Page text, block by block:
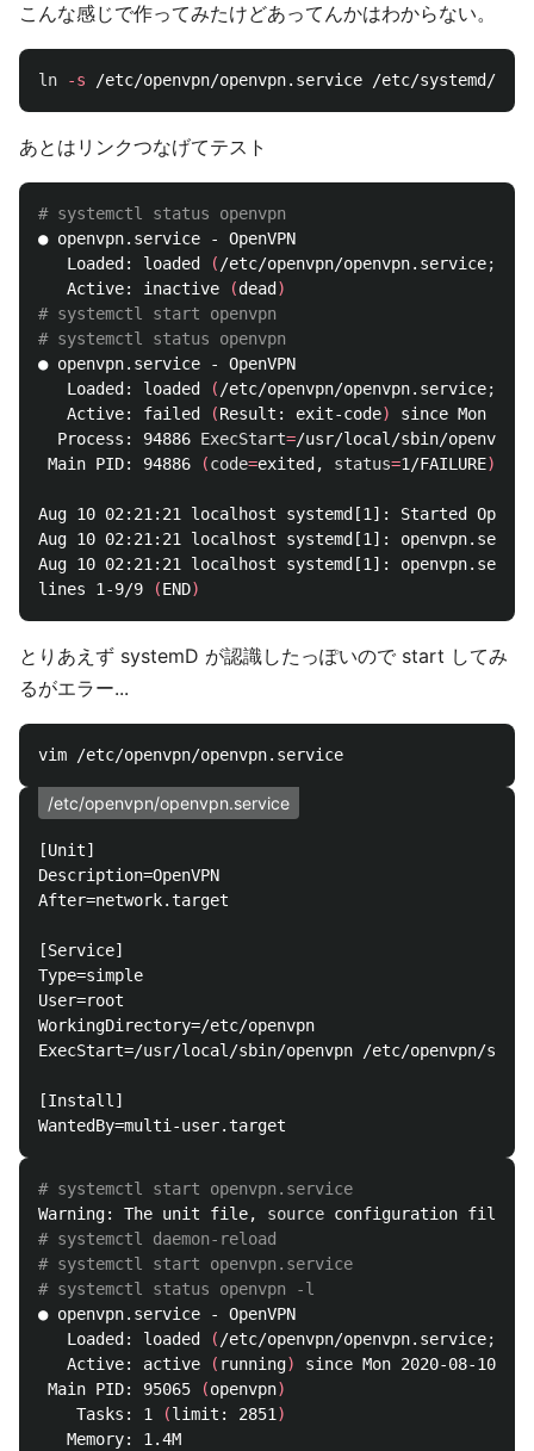
こんな感じで作ってみたけどあってんかはわからない。
ln -s
あとはリンクつなげてテスト
# systemctl status openvpn
● openvpn.service - OpenVPN
   Loaded: loaded
( /etc/openvpn/openvpn.service;
   Active: inactive
(dead )
# systemctl start openvpn
# systemctl status openvpn
● openvpn.service - OpenVPN
   Loaded: loaded
( /etc/openvpn/openvpn.service;
   Active: failed
(Result: exit-code)
since Mon
  Process: 94886
ExecStart=/usr/local/sbin/openvpn
Main PID: 94886
(code=exited, status=1/FAILURE)
Aug 10 02:21:21 localhost systemd[1]: Started
Aug 10 02:21:21 localhost systemd[1]:
Aug 10 02:21:21 localhost systemd[1]:
lines 1-9/9
(END)
とりあえず systemD が認識したっぽいので start してみ
るがエラー...
/etc/openvpn/openvpn.service
[Unit]
Description=OpenVPN
After=network.target
[Service]
Type=simple
User=root
WorkingDirectory=/etc/openvpn
ExecStart=/usr/local/sbin/openvpn /etc/openvpn/
[Install]
# systemctl start openvpn.service
Warning: The unit file, source configuration file or
# systemctl daemon-reload
# systemctl start openvpn.service
# systemctl status openvpn -l
● openvpn.service - OpenVPN
   Loaded: loaded
( /etc/openvpn/openvpn.service;
   Active: active
( running)
since Mon 2020-08-10
Main PID: 95065
(openvpn)
    Tasks: 1
(limit: 2851 )
   Memory: 1.4M